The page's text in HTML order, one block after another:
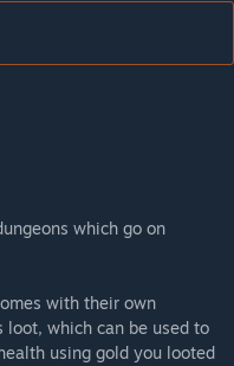
which go on
with their own
loot, which can be used to
using gold you looted